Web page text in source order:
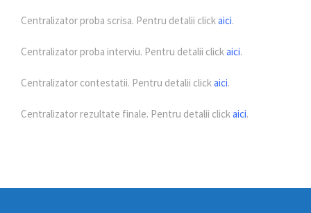
Centralizator proba scrisa. Pentru detalii clickaici.
Centralizator proba interviu. Pentru detalii clickaici.
Centralizator contestatii. Pentru detalii clickaici.
Centralizator rezultate finale. Pentru detalii clickaici.